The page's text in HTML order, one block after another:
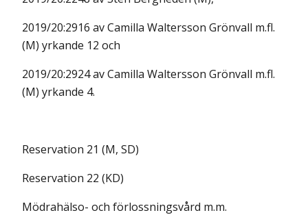
2019/20:2916 av Camilla Waltersson Grönvall m.fl.
(M) yrkande 12 och
2019/20:2924 av Camilla Waltersson Grönvall m.fl.
(M) yrkande 4.
Reservation 21 (M, SD)
Reservation 22 (KD)
Mödrahälso- och förlossningsvård m.m.